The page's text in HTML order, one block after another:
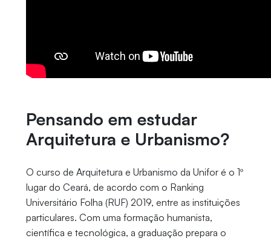
Pensando em estudar
Arquitetura e Urbanismo?
O curso de Arquitetura e Urbanismo da Unifor é o 1º
lugar do Ceará, de acordo com o Ranking
Universitário Folha (RUF) 2019, entre as instituições
particulares. Com uma formação humanista,
científica e tecnológica, a graduação prepara o